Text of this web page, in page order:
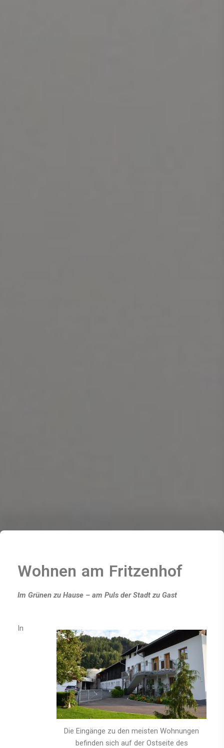
Wohnen am Fritzenhof
Im Grünen zu Hause – am Puls der Stadt zu Gast
Die Eingänge zu den meisten Wohnungen
befinden sich auf der Ostseite des
In